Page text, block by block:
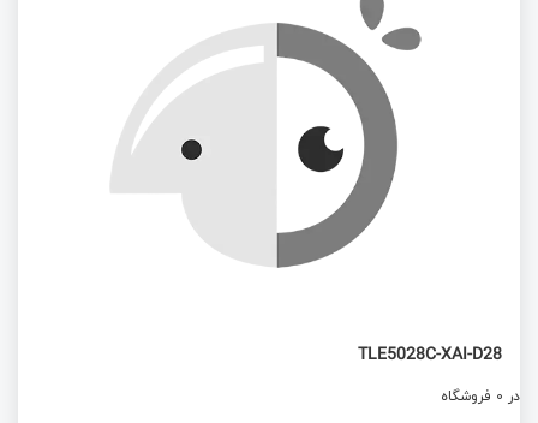
TLE5028C-XAI-D28
در 0 فروشگاه